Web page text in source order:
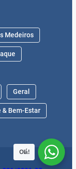
Medeiros
Geral
& Bem-Estar
Olá!